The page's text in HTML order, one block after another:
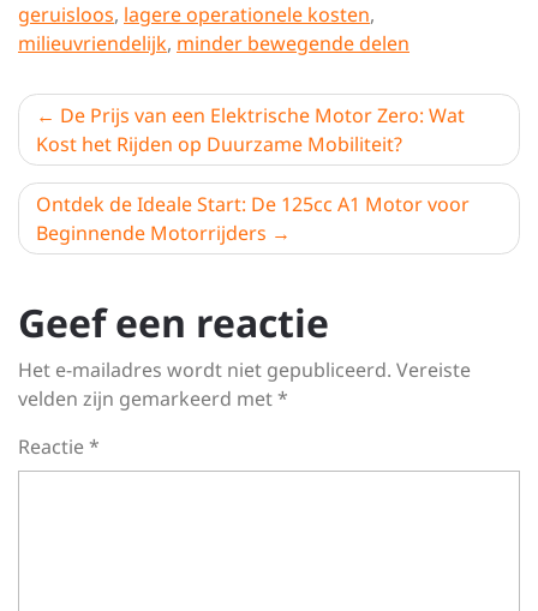
geruisloos, lagere operationele kosten,
milieuvriendelijk, minder bewegende delen
Berichtnavigatie
De Prijs van een Elektrische Motor Zero: Wat
Kost het Rijden op Duurzame Mobiliteit?
Ontdek de Ideale Start: De 125cc A1 Motor voor
Beginnende Motorrijders
Geef een reactie
Het e-mailadres wordt niet gepubliceerd. Vereiste
velden zijn gemarkeerd met*
Reactie*